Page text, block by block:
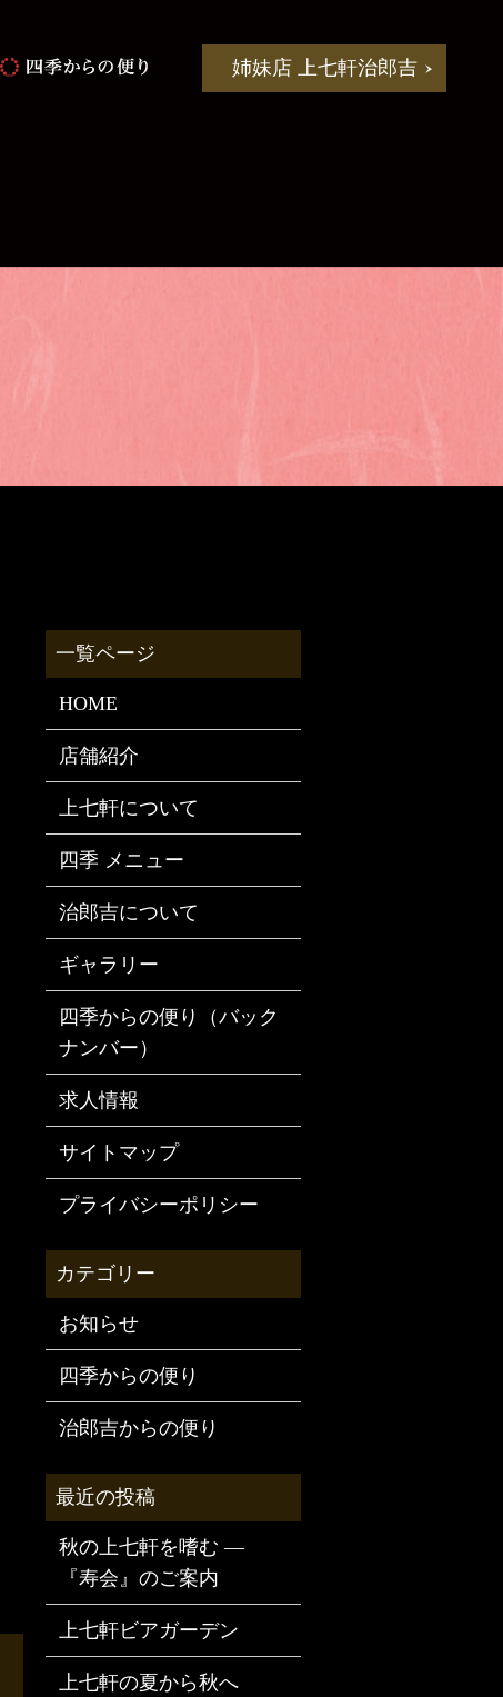
姉妹店 上七軒治郎吉
HOME
店舗紹介
上七軒について
四季 メニュー
治郎吉について
ギャラリー
四季からの便り（バック
ナンバー）
求人情報
サイトマップ
プライバシーポリシー
お知らせ
四季からの便り
治郎吉からの便り
秋の上七軒を嗜む —
『寿会』のご案内
上七軒ビアガーデン
上七軒の夏から秋へ